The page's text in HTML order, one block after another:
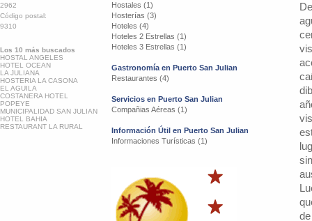
2962
Código postal:
9310
Los 10 más buscados
HOSTAL ANGELES
HOTEL OCEAN
LA JULIANA
HOSTERIA LA CASONA
EL AGUILA
COSTANERA HOTEL
POPEYE
MUNICIPALIDAD SAN JULIAN
HOTEL BAHIA
RESTAURANT LA RURAL
Hostales (1)
Hosterías (3)
Hoteles (4)
Hoteles 2 Estrellas (1)
Hoteles 3 Estrellas (1)
Gastronomía en Puerto San Julian
Restaurantes (4)
Servicios en Puerto San Julian
Compañias Aéreas (1)
Información Útil en Puerto San Julian
Informaciones Turísticas (1)